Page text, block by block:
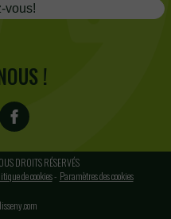
vous!
!
DROITS RÉSERVÉS
de cookies- Paramètres des cookies